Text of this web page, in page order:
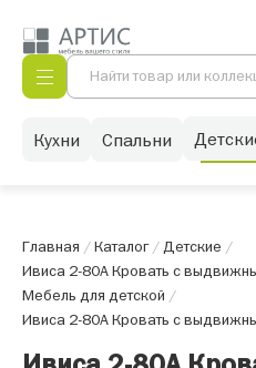
Кухни Спальни
Главная /Каталог/Детские /
Ивиса 2-80А Кровать с
Мебель для детской /
Ивиса 2-80А Кровать с